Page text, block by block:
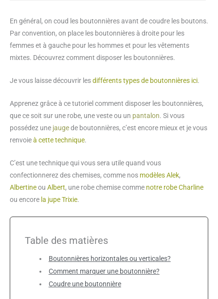
En général, on coud les boutonnières avant de coudre les boutons.
Par convention, on place les boutonnières à droite pour les
femmes et à gauche pour les hommes et pour les vêtements
mixtes. Découvrez comment disposer les boutonnières.
Je vous laisse découvrir lesdifférents types de boutonnières ici.
Apprenez grâce à ce tutoriel comment disposer les boutonnières,
que ce soit sur une robe, une veste ou un pantalon. Si vous
possédez une jaugede boutonnières, c’est encore mieux et je vous
renvoieà cette technique.
C’est une technique qui vous sera utile quand vous
confectionnerez des chemises, comme nos modèles Alek,
Albertineou Albert, une robe chemise comme notre robe Charline
ou encore la jupe Trixie.
Table des matières
Boutonnières horizontales ou verticales?
Comment marquer une boutonnière?
Coudre une boutonnière